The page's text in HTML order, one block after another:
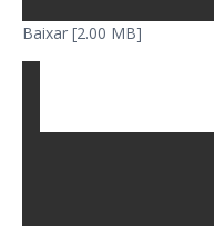
Baixar [2.00 MB]